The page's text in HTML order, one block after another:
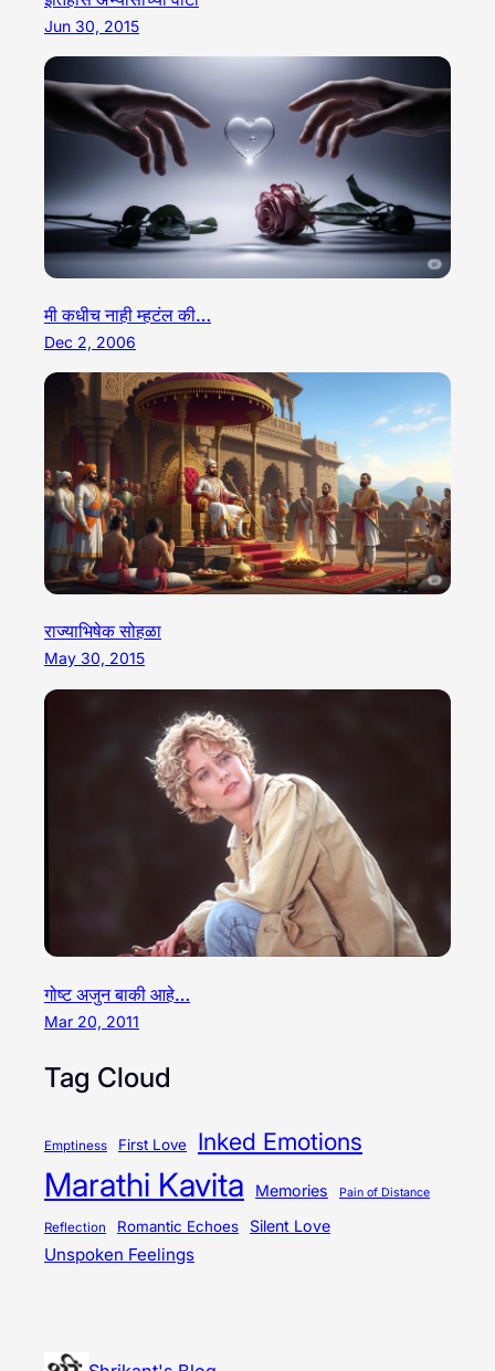
Jun 30, 2015
मी कधीच नाही म्हटंल की…
Dec 2, 2006
राज्याभिषेक सोहळा
May 30, 2015
गोष्ट अजुन बाकी आहे…
Mar 20, 2011
Tag Cloud
Emptiness First Love Inked Emotions
Marathi Kavita Memories Pain of Distance
Reflection Romantic Echoes Silent Love
Unspoken Feelings